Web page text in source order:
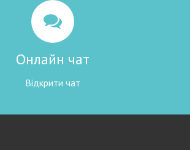
Онлайн чат
Відкрити чат